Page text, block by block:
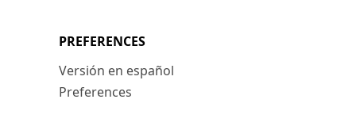
PREFERENCES
Versión en español
Preferences